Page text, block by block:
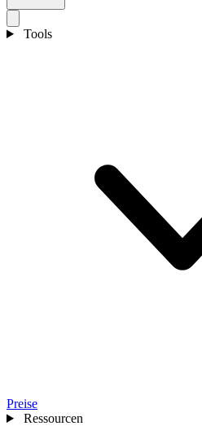
Tools
Preise
Ressourcen